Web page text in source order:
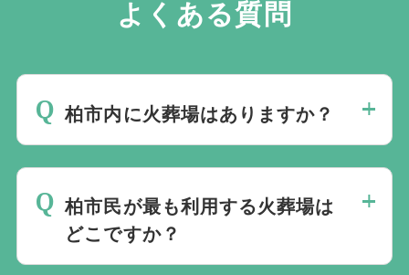
よくある質問
柏市内に火葬場はありますか？
柏市民が最も利用する火葬場は
どこですか？